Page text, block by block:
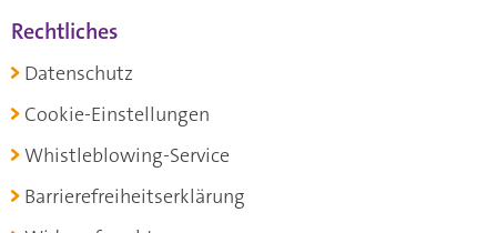
Rechtliches
Datenschutz
Cookie-Einstellungen
Whistleblowing-Service
Barrierefreiheitserklärung